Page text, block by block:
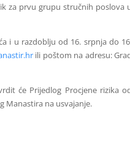
za prvu grupu stručnih poslova
i u razdoblju od 16. srpnja do
hrili poštom na adresu:
će Prijedlog Procjene rizika
Manastira na usvajanje.